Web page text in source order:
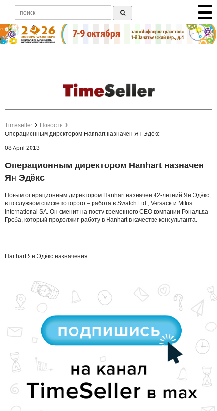
Timeseller
Новости
Операционным директором Hanhart назначен Ян Эдёкс
08 April 2013
Операционным директором Hanhart назначен
Ян Эдёкс
Новым операционным директором Hanhart назначен 42-летний Ян Эдёкс,
в послужном списке которого – работа в Swatch Ltd., Versace и Milus
International SA. Он сменит на посту временного CEO компании Рональда
Гроба, который продолжит работу в Hanhart в качестве консультанта.
Hanhart Ян Эдёкс назначения